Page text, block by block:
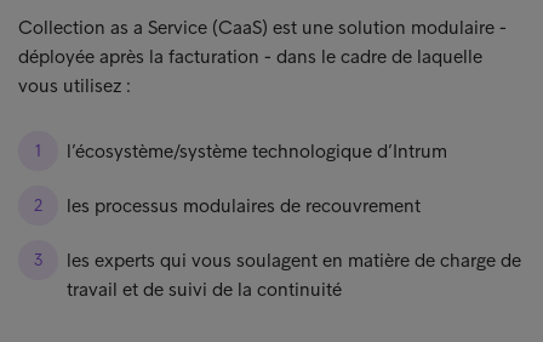
Collection as a Service (CaaS) est une solution modulaire -
déployée après la facturation - dans le cadre de laquelle
vous utilisez :
l’écosystème/système technologique d’Intrum
les processus modulaires de recouvrement
les experts qui vous soulagent en matière de charge de
travail et de suivi de la continuité